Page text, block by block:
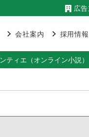
広告
会社案内 採用情報
ティエ（オンライン小説）